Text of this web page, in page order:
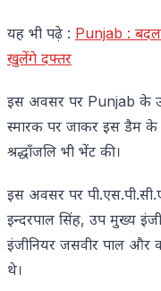
यह भी पढ़े : Punjab :
खुलेंगे दफ्तर
इस अवसर पर Punjab के
स्मारक पर जाकर इस डैम के
श्रद्धाँजलि भी भेंट की।
इस अवसर पर
इन्दरपाल सिंह, उप मुख्य
इंजीनियर जसवीर पाल और
थे।